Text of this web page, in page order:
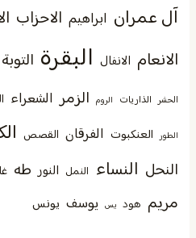
آل عمران ابراهيم الاحزاب
الانعام الانفال البقرة التوبة
الحشر الذاريات الروم الزمر الشعراء
الطور العنكبوت الفرقان القصص
النحل النساء النمل النور طه
مريم هود يس يوسف يونس